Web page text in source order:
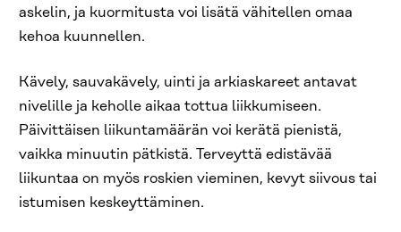
askelin, ja kuormitusta voi lisätä vähitellen omaa
kehoa kuunnellen.
Kävely, sauvakävely, uinti ja arkiaskareet antavat
nivelille ja keholle aikaa tottua liikkumiseen.
Päivittäisen liikuntamäärän voi kerätä pienistä,
vaikka minuutin pätkistä. Terveyttä edistävää
liikuntaa on myös roskien vieminen, kevyt siivous tai
istumisen keskeyttäminen.